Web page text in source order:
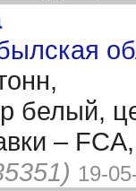
белый,
–
19-